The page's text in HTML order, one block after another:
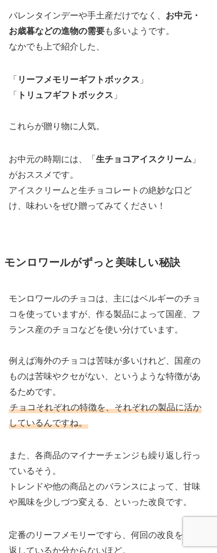
バレンタインデーや手土産だけでなく、 お中元・
お歳暮などの進物の需要も多いようです。
なかでも上で紹介した、
「 リーフメモリーギフトボックス 」
「
トリュフギフトボックス 」
これらが贈り物に人気。
お中元の時期には、「 生チョコアイスクリーム 」
がおススメです。
アイスクリームと生チョコレートの絶妙な口ど
け、味わいをぜひ贈ってみてください！
モンロワールがずっと美味しい秘訣
モンロワールのチョコは、主にはベルギーのチョ
コを使っていますが、作る製品によって国産、フ
ランス産のチョコなどを使い分けています。
例えば海外のチョコは苦味が多いけれど、国産の
ものは苦味やクセがない、というような特徴があ
るためです。
チョコそれぞれの特徴を、それぞれの製品に活か
しているんですね。
また、各商品のマイナーチェンジも繰り返し行っ
ているそう。
トレンドや他の商品とのバランスによって、甘味
や風味を少しづつ変える、といった改良です。
定番のリーフメモリーですら、何回の改良を繰り
返しているか分からないほど。